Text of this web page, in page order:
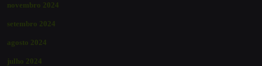
novembro 2024
setembro 2024
agosto 2024
julho 2024